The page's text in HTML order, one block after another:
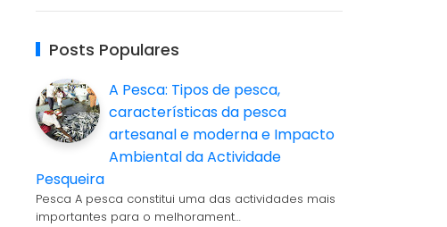
Posts Populares
A Pesca: Tipos de pesca,
características da pesca
artesanal e moderna e Impacto
Ambiental da Actividade
Pesqueira
Pesca A pesca constitui uma das actividades mais
importantes para o melhorament…